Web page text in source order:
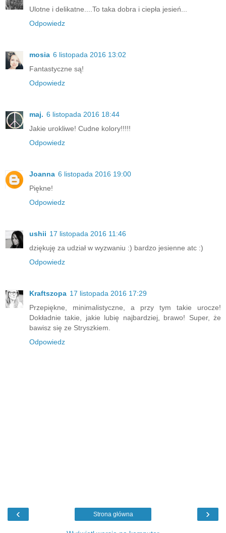
Ulotne i delikatne....To taka dobra i ciepła jesień...
Odpowiedz
mosia 6 listopada 2016 13:02
Fantastyczne są!
Odpowiedz
maj. 6 listopada 2016 18:44
Jakie urokliwe! Cudne kolory!!!!!
Odpowiedz
Joanna 6 listopada 2016 19:00
Piękne!
Odpowiedz
ushii 17 listopada 2016 11:46
dziękuję za udział w wyzwaniu :) bardzo jesienne atc :)
Odpowiedz
Kraftszopa 17 listopada 2016 17:29
Przepiękne, minimalistyczne, a przy tym takie urocze!
Dokładnie takie, jakie lubię najbardziej, brawo! Super, że
bawisz się ze Stryszkiem.
Odpowiedz
‹ ›
Strona główna